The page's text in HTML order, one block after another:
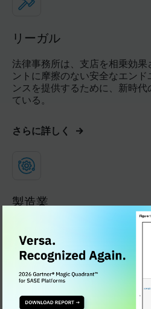
リーガル
法律事務所は、支店を相乗効
ントに摩擦のない安全なエン
ンスを提供するために、新時
ている。
さらに詳しく
製造業
クラウドのコスト効率とスケー
日の製造業に存在する従来のデ
キテクチャの出口を示している。
さらに詳しく